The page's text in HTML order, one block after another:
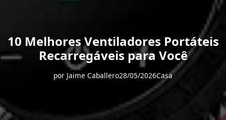
10 Melhores Ventiladores Portáteis
Recarregáveis para Você
por Jaime Caballero28/05/2026Casa